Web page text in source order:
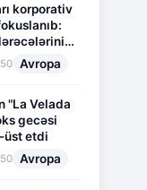
korporativ
vəziyyət
Avropa
"La Velada
gecəsi
üst etdi
Avropa